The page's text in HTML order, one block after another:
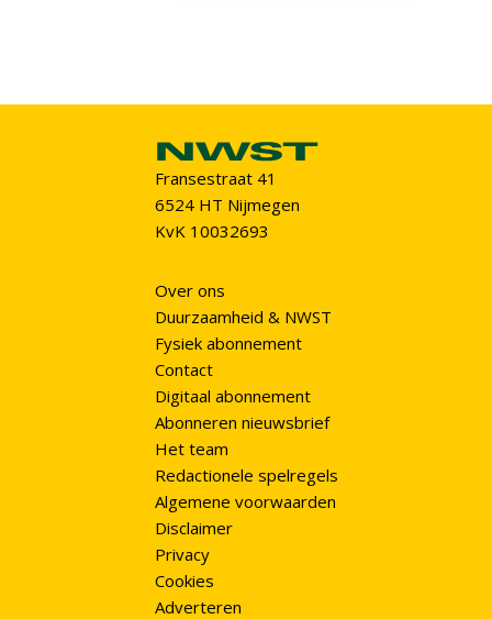
Fransestraat 41
6524 HT Nijmegen
KvK 10032693
Over ons
Duurzaamheid & NWST
Fysiek abonnement
Contact
Digitaal abonnement
Abonneren nieuwsbrief
Het team
Redactionele spelregels
Algemene voorwaarden
Disclaimer
Privacy
Cookies
Adverteren